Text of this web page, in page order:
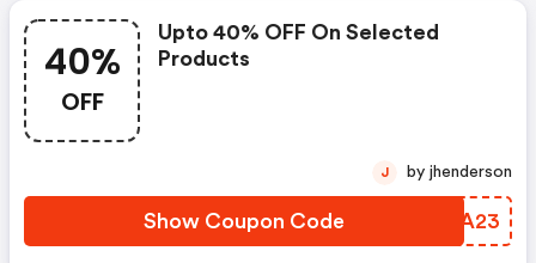
40%
OFF
Upto 40% OFF On Selected
Products
Show Coupon Code YAKA23
J by jhenderson